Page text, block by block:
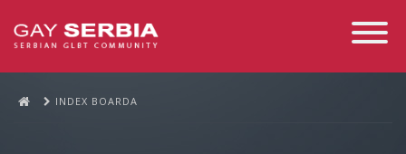
Toggle
INDEX BOARDA